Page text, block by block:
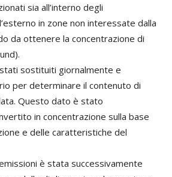
sia all’interno degli
in zone non interessate dalla
da ottenere la concentrazione di
sostituiti giornalmente e
per determinare il contenuto di
Questo dato è stato
in concentrazione sulla base
e delle caratteristiche del
è stata successivamente